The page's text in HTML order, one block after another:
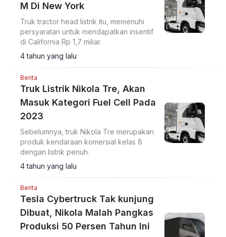
M Di New York
Truk tractor head listrik itu, memenuhi
persyaratan untuk mendapatkan insentif
di California Rp 1,7 miliar.
4 tahun yang lalu
Berita
Truk Listrik Nikola Tre, Akan
Masuk Kategori Fuel Cell Pada
2023
Sebelumnya, truk Nikola Tre merupakan
produk kendaraan komersial kelas 8
dengan listrik penuh.
4 tahun yang lalu
Berita
Tesla Cybertruck Tak kunjung
Dibuat, Nikola Malah Pangkas
Produksi 50 Persen Tahun Ini